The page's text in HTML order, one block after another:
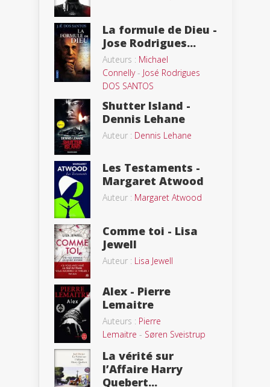
La formule de Dieu -
Jose Rodrigues...
Auteurs : Michael
Connelly- José Rodrigues
DOS SANTOS
Shutter Island -
Dennis Lehane
Auteur : Dennis Lehane
Les Testaments -
Margaret Atwood
Auteur : Margaret Atwood
Comme toi - Lisa
Jewell
Auteur : Lisa Jewell
Alex - Pierre
Lemaitre
Auteurs : Pierre
Lemaitre - Søren Sveistrup
La vérité sur
l’Affaire Harry
Quebert...